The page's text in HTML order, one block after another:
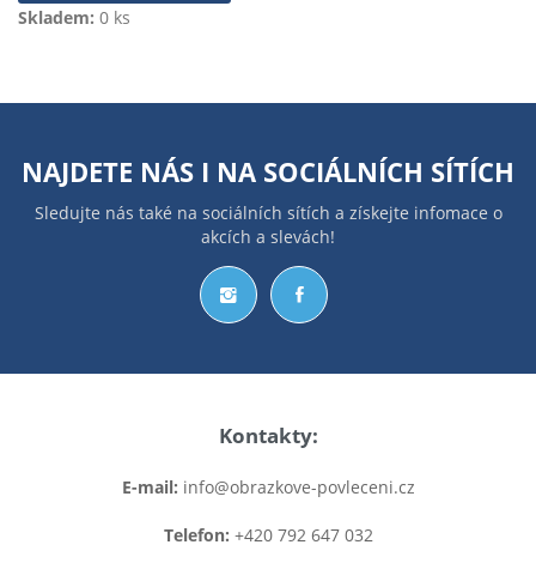
Skladem: 0 ks
NAJDETE NÁS I NA SOCIÁLNÍCH SÍTÍCH
Sledujte nás také na sociálních sítích a získejte infomace o
akcích a slevách!
Kontakty:
E-mail: info@obrazkove-povleceni.cz
Telefon: +420 792 647 032